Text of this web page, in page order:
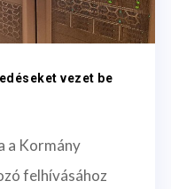
vezet be
a Kormány
felhívásához